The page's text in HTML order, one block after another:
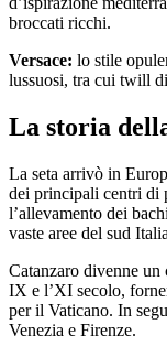
broccati ricchi.
Versace: lo stile
lussuosi, tra cui twill di
La storia
La seta arrivò in
dei principali centri di
l’allevamento dei
vaste aree del sud
Catanzaro divenne
IX e l’XI secolo,
per il Vaticano. In
Venezia e Firenze.